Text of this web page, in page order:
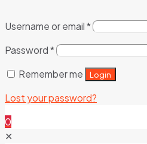
Username or email*
Password*
Remember me
Login
Lost your password?
0
✕